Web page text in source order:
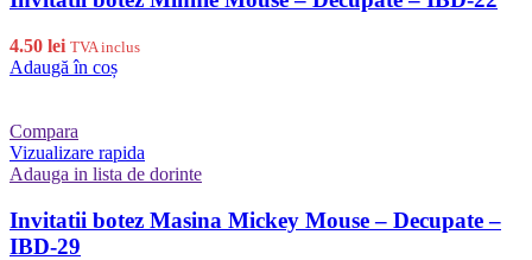
4.50 lei TVA inclus
Adaugă în coș
Compara
Vizualizare rapida
Adauga in lista de dorinte
Invitatii botez Masina Mickey Mouse – Decupate –
IBD-29